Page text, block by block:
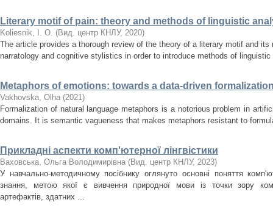
Literary motif of pain: theory and methods of linguistic
Koliesnik, I. O. (Вид. центр КНЛУ, 2020)
The article provides a thorough review of the theory of a literary motif and
narratology and cognitive stylistics in order to introduce methods of
Metaphors of emotions: towards a data-driven
Vakhovska, Olha (2021)
Formalization of natural language metaphors is a notorious problem in
domains. It is semantic vagueness that makes metaphors resistant to
Прикладні аспекти комп'ютерної лінгвістики
Ваховська, Ольга Володимирівна (Вид. центр КНЛУ, 2023)
У навчально-методичному посібнику оглянуто основні поняття
знання, метою якої є вивчення природної мови із точки зору
артефактів, здатних ...